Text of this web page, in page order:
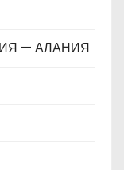
— АЛАНИЯ